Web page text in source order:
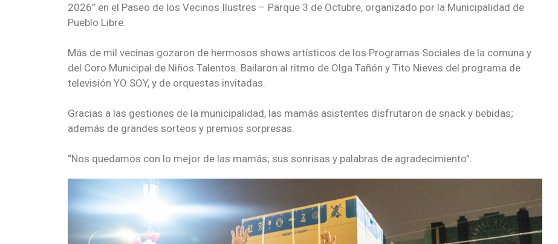
2026” en el Paseo de los Vecinos Ilustres – Parque 3 de Octubre, organizado por la Municipalidad de
Pueblo Libre.
Más de mil vecinas gozaron de hermosos shows artísticos de los Programas Sociales de la comuna y
del Coro Municipal de Niños Talentos. Bailaron al ritmo de Olga Tañón y Tito Nieves del programa de
televisión YO SOY, y de orquestas invitadas.
Gracias a las gestiones de la municipalidad, las mamás asistentes disfrutaron de snack y bebidas;
además de grandes sorteos y premios sorpresas.
“Nos quedamos con lo mejor de las mamás; sus sonrisas y palabras de agradecimiento”.